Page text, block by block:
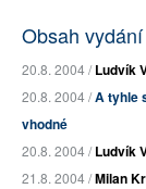
Obsah
20.8. 2004 /Ludvík
20.8. 2004 /A tyhle
vhodné
20.8. 2004 /Ludvík
21.8. 2004 /Milan